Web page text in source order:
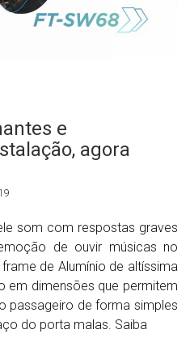
e
agora
som com respostas graves
de ouvir músicas no
de Alumínio de altíssima
em dimensões que permitem
passageiro de forma simples
do porta malas. Saiba